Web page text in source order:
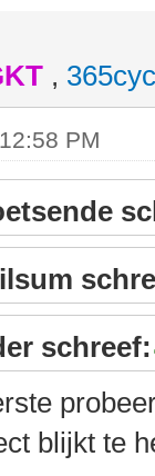
,
PM
schreef:
blijkt te